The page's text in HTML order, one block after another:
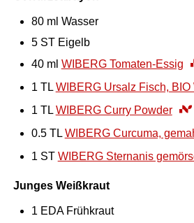
80 ml Wasser
5 ST Eigelb
40 ml WIBERG Tomaten-Essig
1 TL WIBERG Ursalz Fisch, BIO
1 TL WIBERG Curry Powder
0.5 TL WIBERG Curcuma,
1 ST WIBERG Sternanis
Junges Weißkraut
1 EDA Frühkraut